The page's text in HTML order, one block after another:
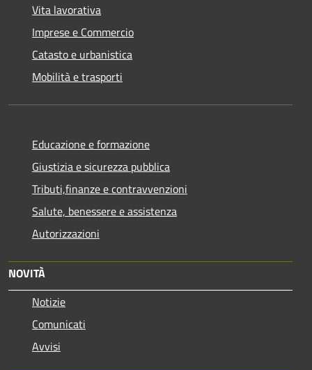
Vita lavorativa
Imprese e Commercio
Catasto e urbanistica
Mobilità e trasporti
Educazione e formazione
Giustizia e sicurezza pubblica
Tributi,finanze e contravvenzioni
Salute, benessere e assistenza
Autorizzazioni
NOVITÀ
Notizie
Comunicati
Avvisi